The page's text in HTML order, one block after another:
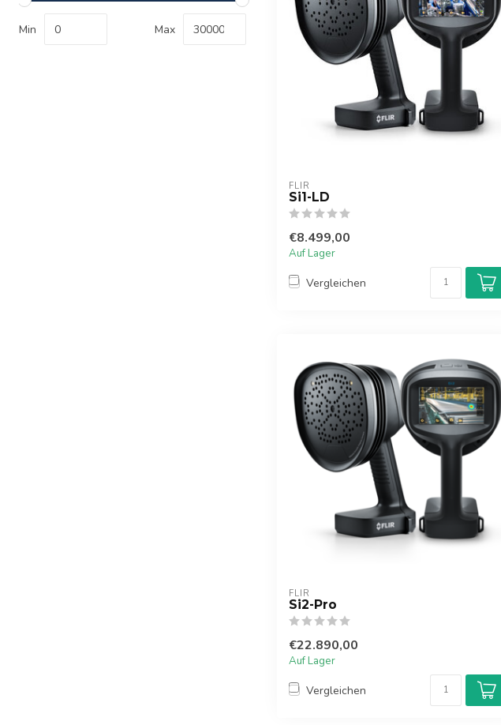
Min Max
FLIR
Si1-LD
€8.499,00
Auf Lager
Vergleichen
FLIR
Si2-Pro
€22.890,00
Auf Lager
Vergleichen